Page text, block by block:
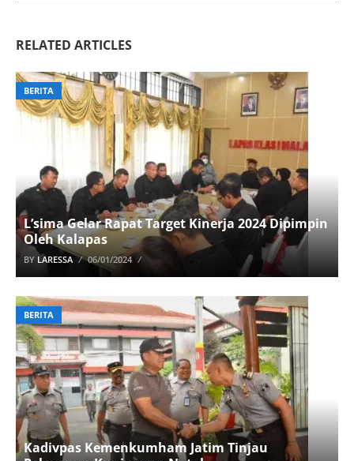
RELATED ARTICLES
BERITA
L’sima Gelar Rapat Target Kinerja 2024 Dipimpin
Oleh Kalapas
BY LARESSA 06/01/2024
BERITA
Kadivpas Kemenkumham Jatim Tinjau